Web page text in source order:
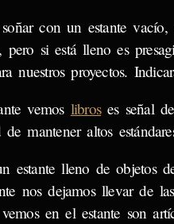
con un estante
pero si está lleno es
nuestros proyectos.
vemos libroses señal
de mantener altos
estante lleno de objetos
nos dejamos llevar de
en el estante son